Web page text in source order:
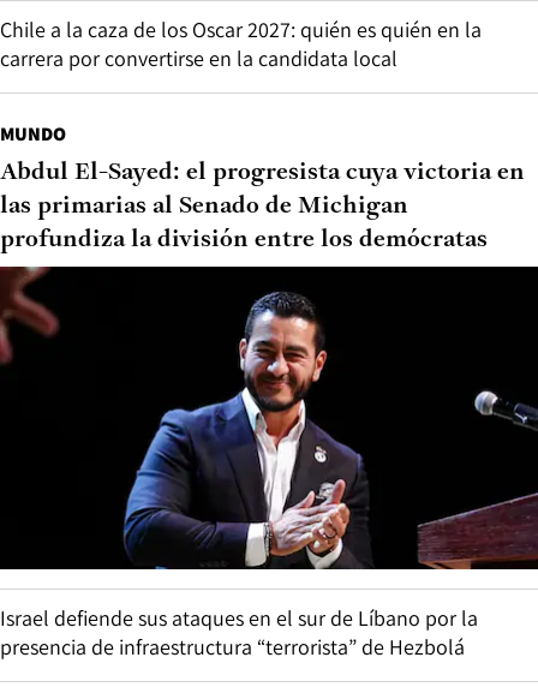
Chile a la caza de los Oscar 2027: quién es quién en la
carrera por convertirse en la candidata local
MUNDO
Abdul El-Sayed: el progresista cuya victoria en
las primarias al Senado de Michigan
profundiza la división entre los demócratas
Israel defiende sus ataques en el sur de Líbano por la
presencia de infraestructura “terrorista” de Hezbolá